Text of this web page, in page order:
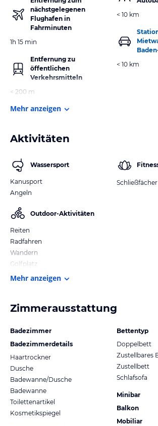
nächstgelegenen
Flughafen in
Fahrminuten
1h 15 min
Entfernung zu
öffentlichen
Verkehrsmitteln
< 200 m
< 10 km
< 10 km
Mehr anzeigen
Aktivitäten
Wassersport
Kanusport
Angeln
Outdoor-Aktivitäten
Reiten
Radfahren
Wandern
Golfplatz
Schließfächer
Mehr anzeigen
Zimmerausstattung
Badezimmer
Badezimmerdetails
Haartrockner
Dusche
Badewanne/Dusche
Badewanne
Toilettenartikel
Kosmetikspiegel
Bettentyp
Doppelbett
Zustellbares
Zustellbett
Schlafsofa
Minibar
Balkon
Mobiliar